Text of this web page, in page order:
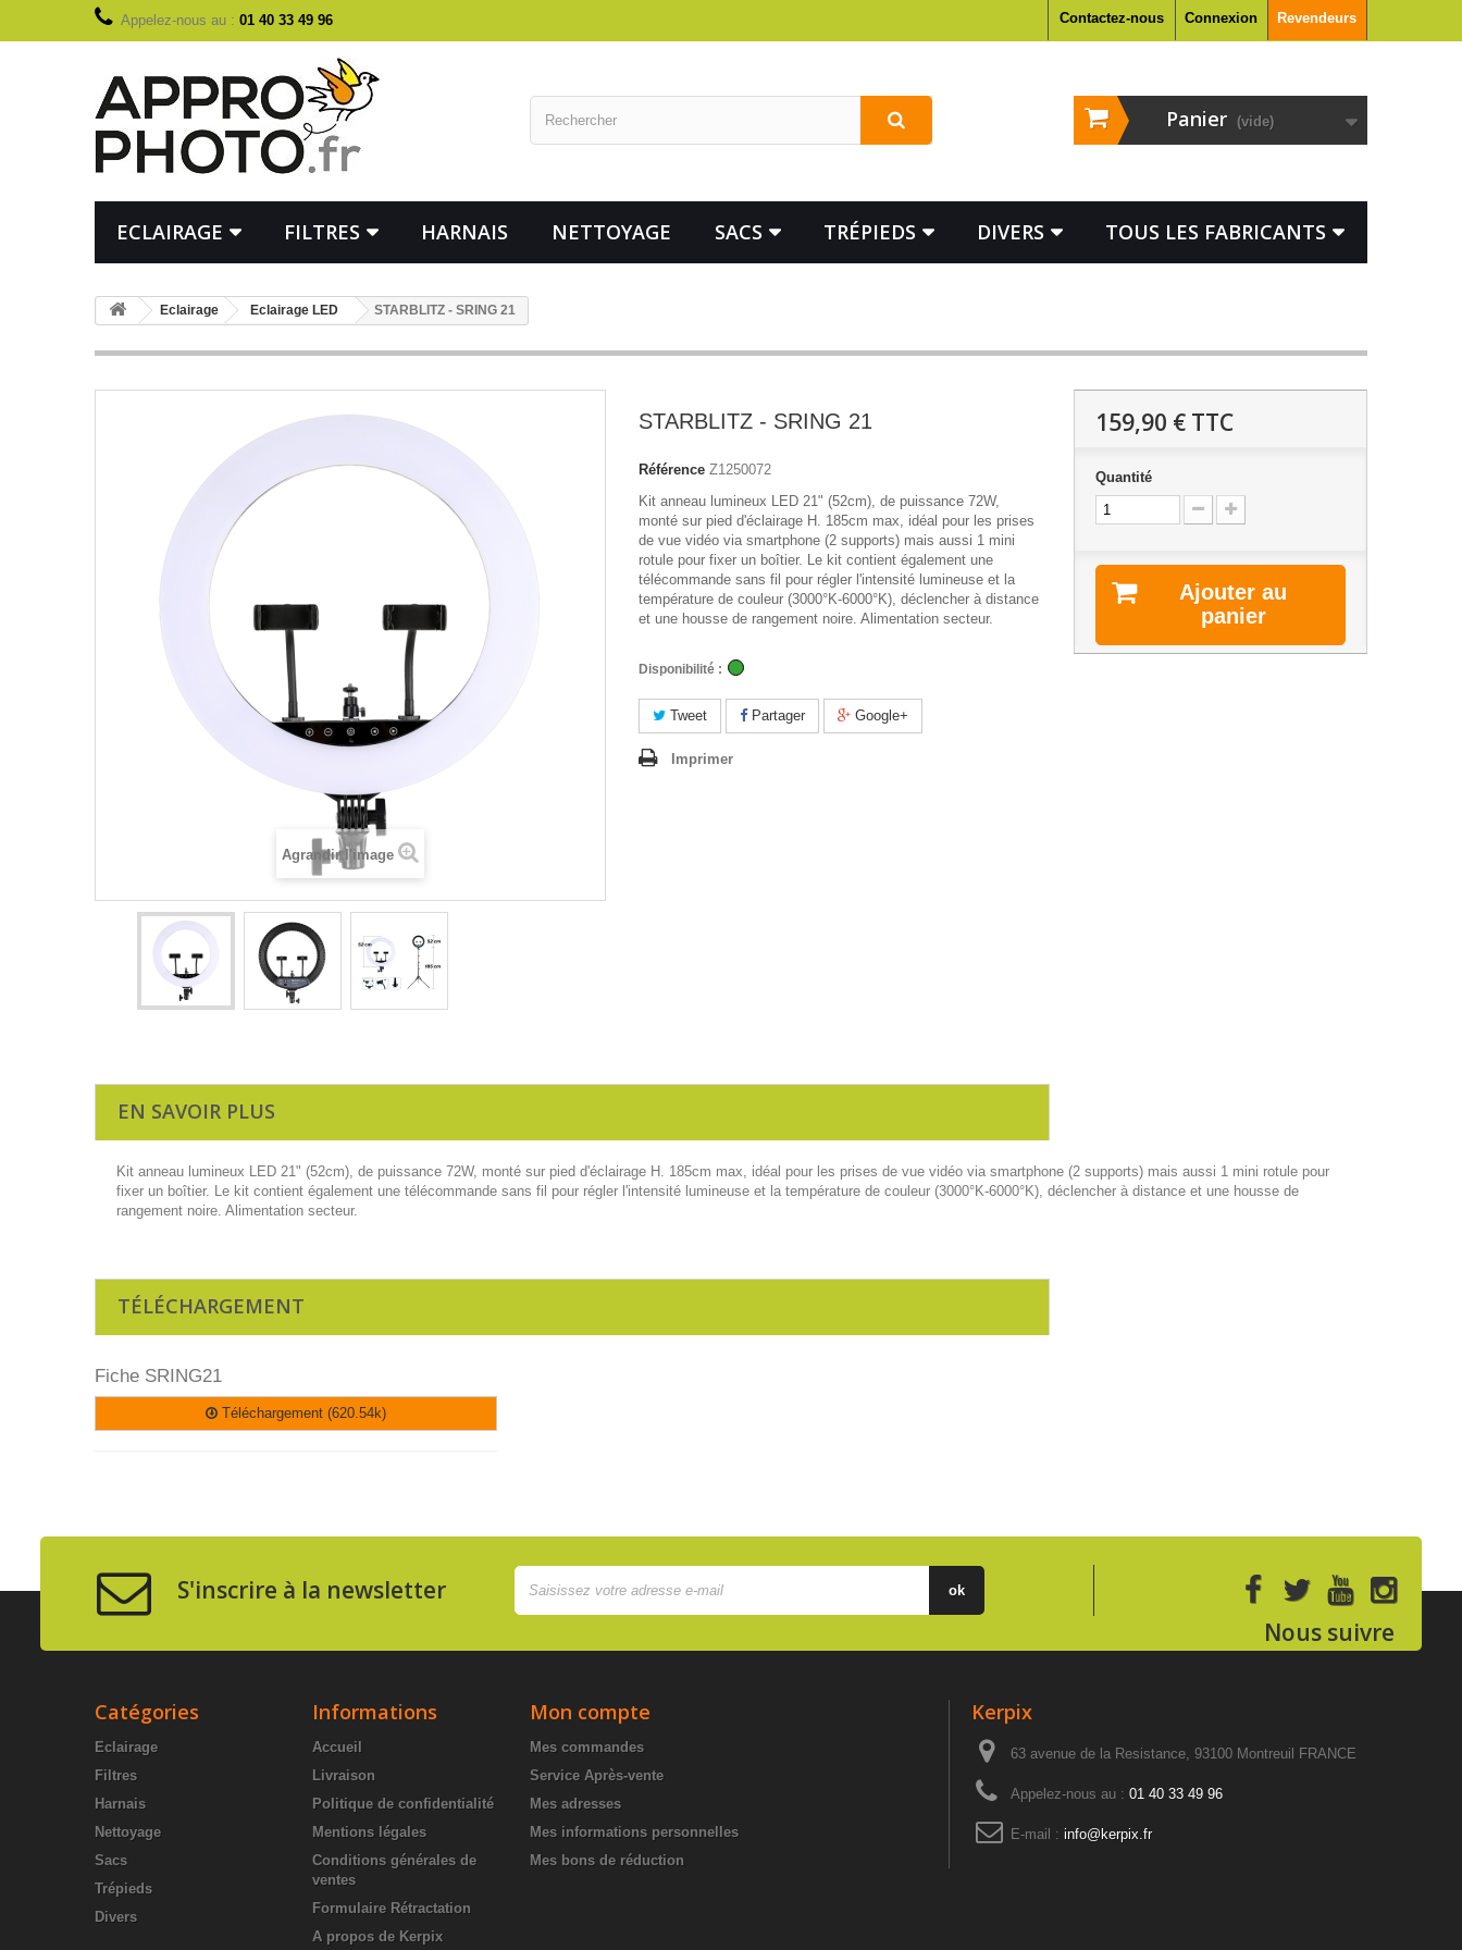
Connexion Revendeurs
Contactez-nous
Appelez-nous au : 01 40 33 49 96
Panier (vide)
ECLAIRAGE FILTRES HARNAIS NETTOYAGE SACS TRÉPIEDS DIVERS TOUS LES FABRICANTS
Eclairage Eclairage LED STARBLITZ - SRING 21
Agrandir l'image
STARBLITZ - SRING 21
Référence Z1250072
Kit anneau lumineux LED 21" (52cm), de puissance 72W,
monté sur pied d'éclairage H. 185cm max, idéal pour les prises
de vue vidéo via smartphone (2 supports) mais aussi 1 mini
rotule pour fixer un boîtier. Le kit contient également une
télécommande sans fil pour régler l'intensité lumineuse et la
température de couleur (3000°K-6000°K), déclencher à distance
et une housse de rangement noire. Alimentation secteur.
Disponibilité :
Tweet Partager Google+
Imprimer
159,90 €TTC
Quantité
Ajouter au
panier
EN SAVOIR PLUS
Kit anneau lumineux LED 21" (52cm), de puissance 72W, monté sur pied d'éclairage H. 185cm max, idéal pour les prises de vue vidéo via smartphone (2 supports) mais aussi 1 mini rotule pour
fixer un boîtier. Le kit contient également une télécommande sans fil pour régler l'intensité lumineuse et la température de couleur (3000°K-6000°K), déclencher à distance et une housse de
rangement noire. Alimentation secteur.
TÉLÉCHARGEMENT
Fiche SRING21
Téléchargement (620.54k)
S'inscrire à la newsletter ok
Nous suivre
Catégories
Eclairage
Filtres
Harnais
Nettoyage
Sacs
Trépieds
Divers
Informations
Accueil
Livraison
Politique de confidentialité
Mentions légales
Conditions générales de
ventes
Formulaire Rétractation
A propos de Kerpix
Mon compte
Mes commandes
Service Après-vente
Mes adresses
Mes informations personnelles
Mes bons de réduction
Kerpix
63 avenue de la Resistance, 93100 Montreuil FRANCE
Appelez-nous au : 01 40 33 49 96
E-mail : info@kerpix.fr